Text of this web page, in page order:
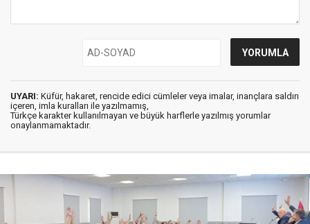
UYARI: Küfür, hakaret, rencide edici cümleler veya imalar, inançlara saldırı
içeren, imla kuralları ile yazılmamış,
Türkçe karakter kullanılmayan ve büyük harflerle yazılmış yorumlar
onaylanmamaktadır.